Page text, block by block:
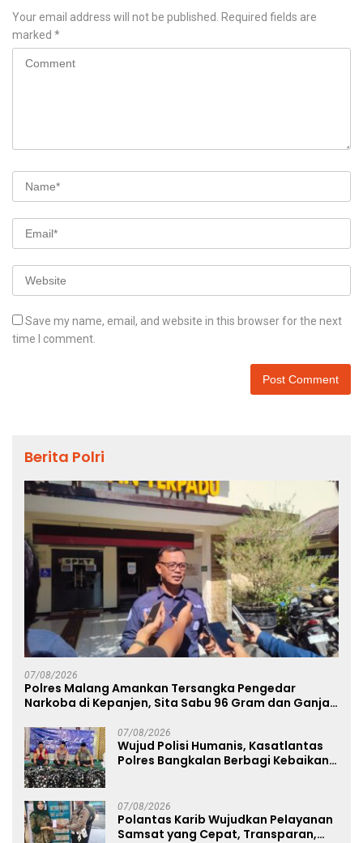
Your email address will not be published.
Required fields are
marked *
Save my name, email, and website in this browser for the next
time I comment.
Berita Polri
07/08/2026
Polres Malang Amankan Tersangka Pengedar
Narkoba di Kepanjen, Sita Sabu 96 Gram dan Ganja
07/08/2026
Wujud Polisi Humanis, Kasatlantas
Polres Bangkalan Berbagi Kebaikan
07/08/2026
Polantas Karib Wujudkan Pelayanan
Samsat yang Cepat, Transparan,